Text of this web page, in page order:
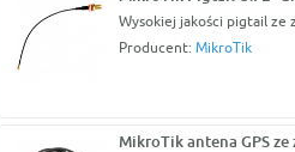
Wysokiej jakości pigtail ze
Producent: MikroTik
MikroTik antena GPS ze